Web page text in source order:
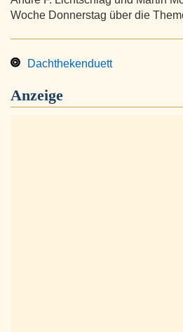
Woche Donnerstag über die
Dachthekenduett
Anzeige